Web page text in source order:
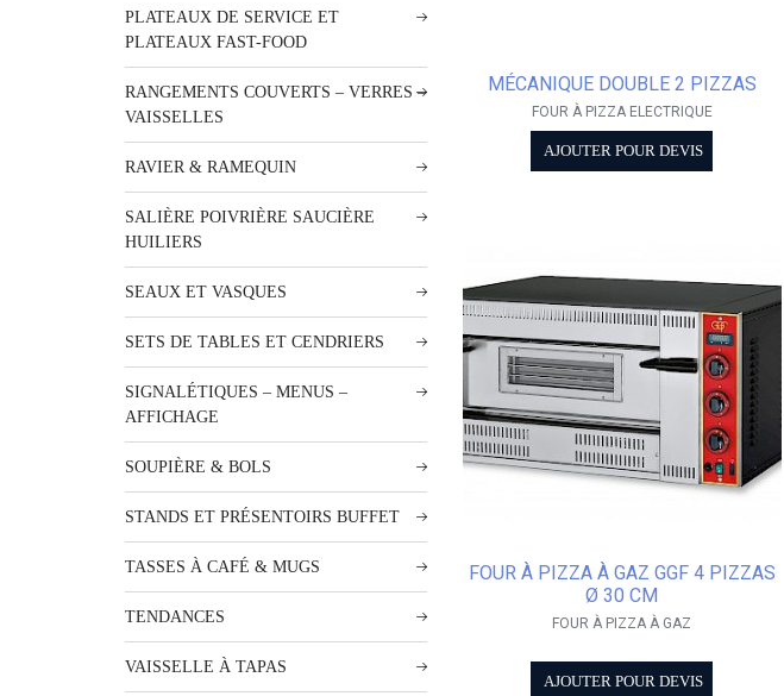
PLATEAUX DE SERVICE ET
PLATEAUX FAST-FOOD
RANGEMENTS COUVERTS – VERRES –
VAISSELLES
RAVIER & RAMEQUIN
SALIÈRE POIVRIÈRE SAUCIÈRE
HUILIERS
SEAUX ET VASQUES
SETS DE TABLES ET CENDRIERS
SIGNALÉTIQUES – MENUS –
AFFICHAGE
SOUPIÈRE & BOLS
STANDS ET PRÉSENTOIRS BUFFET
TASSES À CAFÉ & MUGS
TENDANCES
VAISSELLE À TAPAS
MÉCANIQUE DOUBLE 2 PIZZAS
FOUR À PIZZA ELECTRIQUE
AJOUTER POUR DEVIS
FOUR À PIZZA À GAZ GGF 4 PIZZAS
Ø 30 CM
FOUR À PIZZA À GAZ
AJOUTER POUR DEVIS